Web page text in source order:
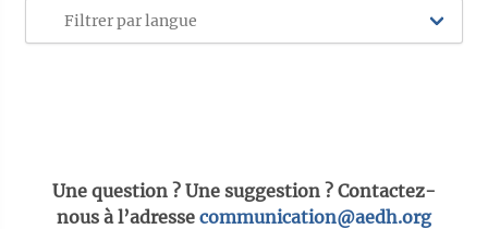
Une question ? Une suggestion ? Contactez-
nous à l’adresse communication@aedh.org